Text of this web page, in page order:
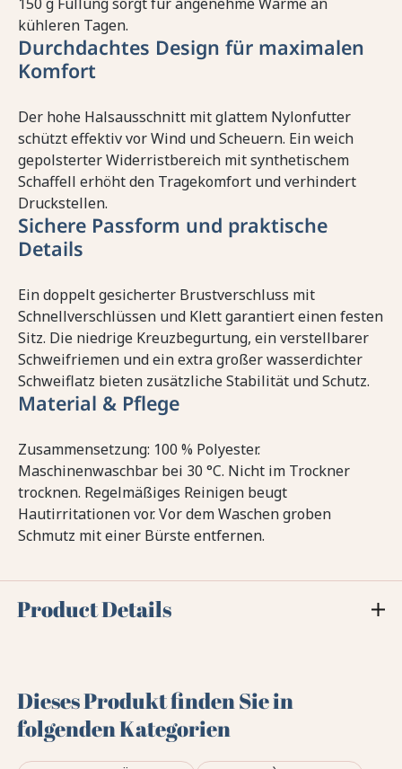
kühleren Tagen.
Durchdachtes Design für maximalen
Komfort
Der hohe Halsausschnitt mit glattem Nylonfutter
schützt effektiv vor Wind und Scheuern. Ein weich
gepolsterter Widerristbereich mit synthetischem
Schaffell erhöht den Tragekomfort und verhindert
Druckstellen.
Sichere Passform und praktische
Details
Ein doppelt gesicherter Brustverschluss mit
Schnellverschlüssen und Klett garantiert einen festen
Sitz. Die niedrige Kreuzbegurtung, ein verstellbarer
Schweifriemen und ein extra großer wasserdichter
Schweiflatz bieten zusätzliche Stabilität und Schutz.
Material & Pflege
Zusammensetzung: 100 % Polyester.
Maschinenwaschbar bei 30 °C. Nicht im Trockner
trocknen. Regelmäßiges Reinigen beugt
Hautirritationen vor. Vor dem Waschen groben
Schmutz mit einer Bürste entfernen.
Product Details
Dieses Produkt finden Sie in
folgenden Kategorien